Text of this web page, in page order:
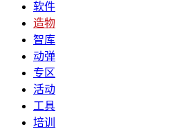
软件
造物
智库
动弹
专区
活动
工具
培训